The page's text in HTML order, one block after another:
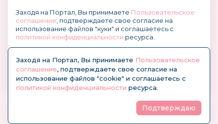
Заходя на Портал, Вы принимаете Пользовательское
соглашение , подтверждаете свое согласие на
использование файлов "куки" и соглашаетесь с
политикой конфиденциальности ресурса.
© KidsOboz.RU 2004-2026
Заходя на Портал, Вы принимаете Пользовательское
соглашение, подтверждаете свое согласие на
использование файлов "cookie" и соглашаетесь с
политикой конфиденциальности ресурса.
Подтверждаю